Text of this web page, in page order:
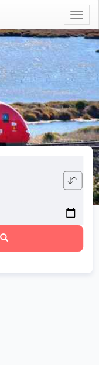
Aç